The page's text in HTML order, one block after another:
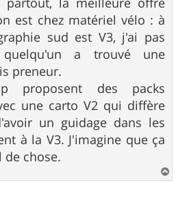
est chez matériel vélo : à
sud est V3, j'ai pas
a trouvé une
preneur.
proposent des packs
une carto V2 qui diffère
un guidage dans les
à la V3. J'imagine que ça
de chose.
a